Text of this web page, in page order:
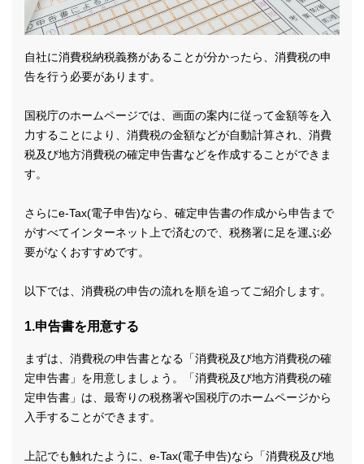
自社に消費税納税義務があることが分かったら、消費税の申
告を行う必要があります。
国税庁のホームページでは、画面の案内に従って金額等を入
力することにより、消費税の金額などが自動計算され、消費
税及び地方消費税の確定申告書などを作成することができま
す。
さらにe-Tax(電子申告)なら、確定申告書の作成から申告まで
がすべてインターネット上で済むので、税務署に足を運ぶ必
要がなくおすすめです。
以下では、消費税の申告の流れを順を追ってご紹介します。
1.申告書を用意する
まずは、消費税の申告書となる「消費税及び地方消費税の確
定申告書」を用意しましょう。「消費税及び地方消費税の確
定申告書」は、最寄りの税務署や国税庁のホームページから
入手することができます。
上記でも触れたように、e-Tax(電子申告)なら「消費税及び地